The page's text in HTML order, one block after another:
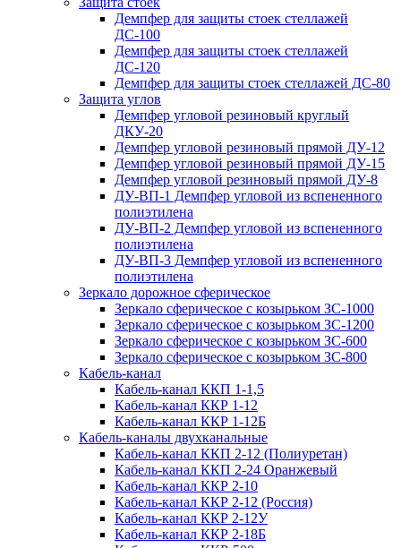
Демпфер для защиты стоек стеллажей
ДС-100
Демпфер для защиты стоек стеллажей
ДС-120
Демпфер для защиты стоек стеллажей ДС-80
Защита углов
Демпфер угловой резиновый круглый
ДКУ-20
Демпфер угловой резиновый прямой ДУ-12
Демпфер угловой резиновый прямой ДУ-15
Демпфер угловой резиновый прямой ДУ-8
ДУ-ВП-1 Демпфер угловой из вспененного
полиэтилена
ДУ-ВП-2 Демпфер угловой из вспененного
полиэтилена
ДУ-ВП-3 Демпфер угловой из вспененного
полиэтилена
Зеркало дорожное сферическое
Зеркало сферическое с козырьком ЗС-1000
Зеркало сферическое с козырьком ЗС-1200
Зеркало сферическое с козырьком ЗС-600
Зеркало сферическое с козырьком ЗС-800
Кабель-канал
Кабель-канал ККП 1-1,5
Кабель-канал ККР 1-12
Кабель-канал ККР 1-12Б
Кабель-каналы двухканальные
Кабель-канал ККП 2-12 (Полиуретан)
Кабель-канал ККП 2-24 Оранжевый
Кабель-канал ККР 2-10
Кабель-канал ККР 2-12 (Россия)
Кабель-канал ККР 2-12У
Кабель-канал ККР 2-18Б